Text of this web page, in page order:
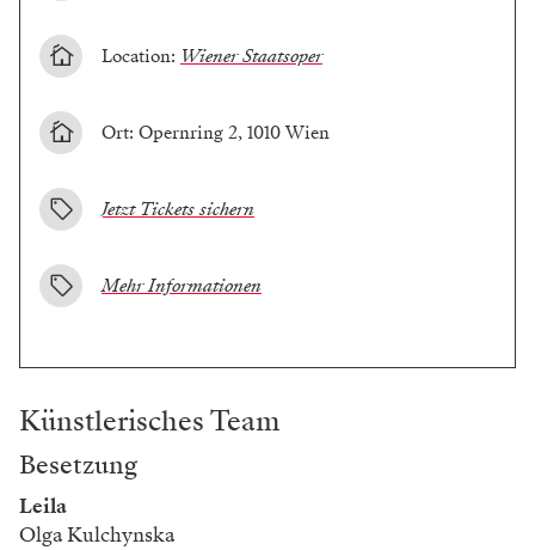
Location: Wiener Staatsoper
Ort: Opernring 2, 1010 Wien
Jetzt Tickets sichern
Mehr Informationen
Künstlerisches Team
Besetzung
Leila
Olga Kulchynska